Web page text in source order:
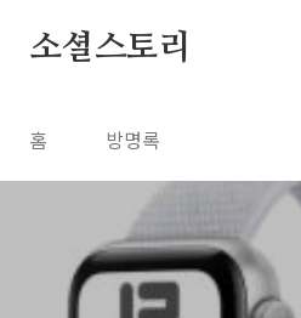
소셜스토리
홈 방명록